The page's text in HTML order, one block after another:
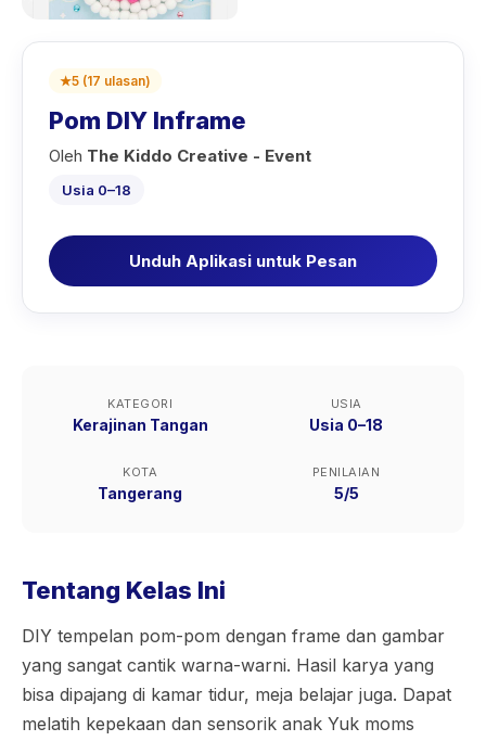
★5 (17 ulasan)
Pom DIY Inframe
Oleh The Kiddo Creative - Event
Usia 0–18
Unduh Aplikasi untuk Pesan
KATEGORI
Kerajinan Tangan
USIA
Usia 0–18
KOTA
Tangerang
PENILAIAN
5/5
Tentang Kelas Ini
DIY tempelan pom-pom dengan frame dan gambar
yang sangat cantik warna-warni. Hasil karya yang
bisa dipajang di kamar tidur, meja belajar juga. Dapat
melatih kepekaan dan sensorik anak Yuk moms